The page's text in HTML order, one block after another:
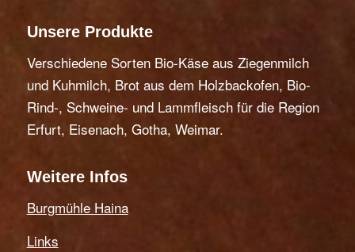
Unsere Produkte
Verschiedene Sorten Bio-Käse aus Ziegenmilch
und Kuhmilch, Brot aus dem Holzbackofen, Bio-
Rind-, Schweine- und Lammfleisch für die Region
Erfurt, Eisenach, Gotha, Weimar.
Weitere Infos
Burgmühle Haina
Links